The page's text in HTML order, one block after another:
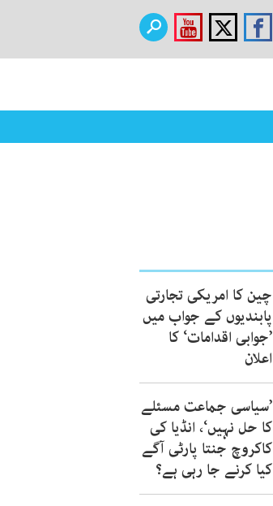
چین کا امریکی تجارتی
پابندیوں کے جواب میں
’جوابی اقدامات‘ کا
اعلان
’سیاسی جماعت مسئلے
کا حل نہیں‘، انڈیا کی
کاکروچ جنتا پارٹی آگے
کیا کرنے جا رہی ہے؟